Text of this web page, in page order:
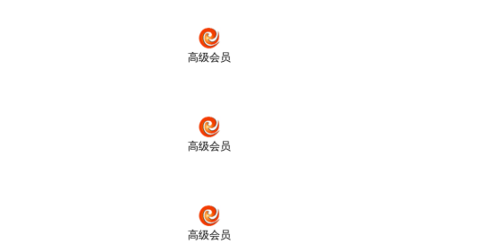
高级会员
高级会员
高级会员